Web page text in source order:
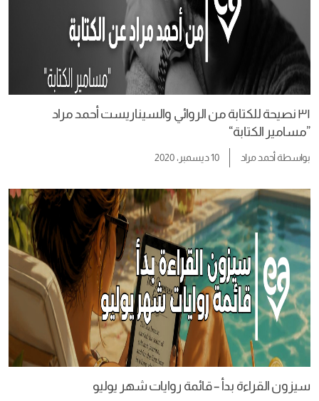
٣١ نصيحة للكتابة من الروائي والسيناريست أحمد مراد
”مسامير الكتابة“
بواسطةأحمد مراد 10 ديسمبر، 2020
سيزون القراءة بدأ – قائمة روايات شهر يوليو